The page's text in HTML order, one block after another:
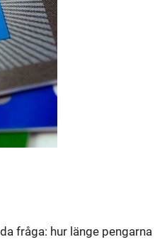
fråga: hur länge pengarna